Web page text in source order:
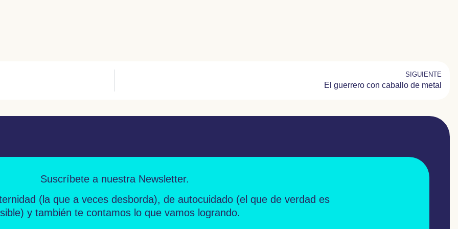
SIGUIENTE
El guerrero con caballo de metal
Suscríbete a nuestra Newsletter.
(la que a veces desborda), de autocuidado (el que de verdad es
y también te contamos lo que vamos logrando.